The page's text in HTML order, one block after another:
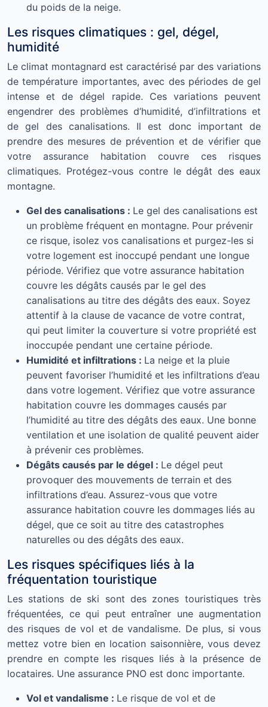
du poids de la neige.
Les risques climatiques : gel, dégel,
humidité
Le climat montagnard est caractérisé par des variations
de température importantes, avec des périodes de gel
intense et de dégel rapide. Ces variations peuvent
engendrer des problèmes d’humidité, d’infiltrations et
de gel des canalisations. Il est donc important de
prendre des mesures de prévention et de vérifier que
votre assurance habitation couvre ces risques
climatiques. Protégez-vous contre le dégât des eaux
montagne.
Gel des canalisations : Le gel des canalisations est
un problème fréquent en montagne. Pour prévenir
ce risque, isolez vos canalisations et purgez-les si
votre logement est inoccupé pendant une longue
période. Vérifiez que votre assurance habitation
couvre les dégâts causés par le gel des
canalisations au titre des dégâts des eaux. Soyez
attentif à la clause de vacance de votre contrat,
qui peut limiter la couverture si votre propriété est
inoccupée pendant une certaine période.
Humidité et infiltrations : La neige et la pluie
peuvent favoriser l’humidité et les infiltrations d’eau
dans votre logement. Vérifiez que votre assurance
habitation couvre les dommages causés par
l’humidité au titre des dégâts des eaux. Une bonne
ventilation et une isolation de qualité peuvent aider
à prévenir ces problèmes.
Dégâts causés par le dégel : Le dégel peut
provoquer des mouvements de terrain et des
infiltrations d’eau. Assurez-vous que votre
assurance habitation couvre les dommages liés au
dégel, que ce soit au titre des catastrophes
naturelles ou des dégâts des eaux.
Les risques spécifiques liés à la
fréquentation touristique
Les stations de ski sont des zones touristiques très
fréquentées, ce qui peut entraîner une augmentation
des risques de vol et de vandalisme. De plus, si vous
mettez votre bien en location saisonnière, vous devez
prendre en compte les risques liés à la présence de
locataires. Une assurance PNO est donc importante.
Vol et vandalisme : Le risque de vol et de